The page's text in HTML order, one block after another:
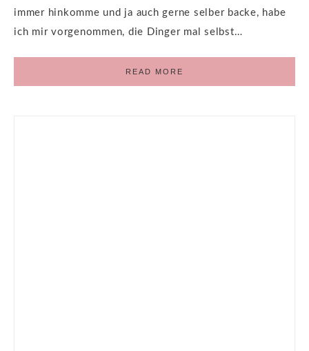
immer hinkomme und ja auch gerne selber backe, habe
ich mir vorgenommen, die Dinger mal selbst…
READ MORE